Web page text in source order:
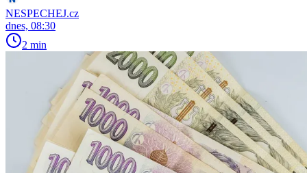
NESPECHEJ.cz
dnes, 08:30
2 min